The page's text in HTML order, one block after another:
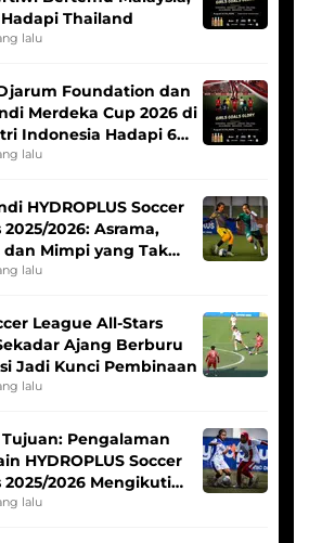
Thailand
lalu
Foundation dan
Merdeka Cup 2026 di
Indonesia Hadapi 6
lalu
HYDROPLUS Soccer
2026: Asrama,
Mimpi yang Tak
lalu
League All-Stars
Ajang Berburu
Jadi Kunci Pembinaan
lalu
Pengalaman
HYDROPLUS Soccer
2025/2026 Mengikuti
Putri
lalu